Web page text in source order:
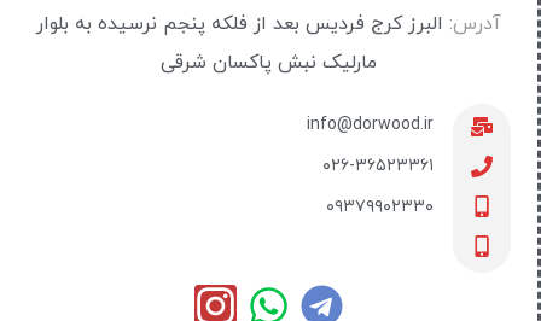
آدرس: البرز کرج فردیس بعد از فلکه پنجم نرسیده به بلوار
مارلیک نبش پاکسان شرقی
info@dorwood.ir
۰۲۶-۳۶۵۲۳۳۶۱
۰۹۳۷۹۹۰۲۳۳۰